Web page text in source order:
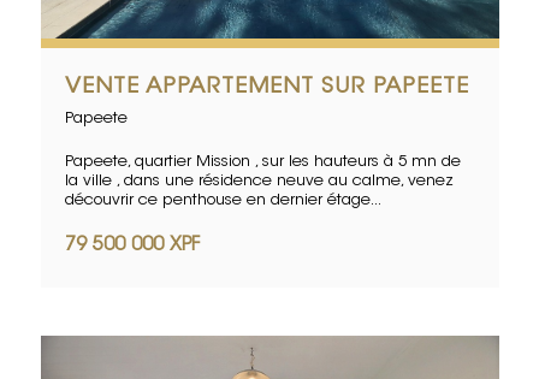
VENTE APPARTEMENT SUR PAPEETE
Papeete
Papeete, quartier Mission , sur les hauteurs à 5 mn de
la ville , dans une résidence neuve au calme, venez
découvrir ce penthouse en dernier étage...
79 500 000 XPF